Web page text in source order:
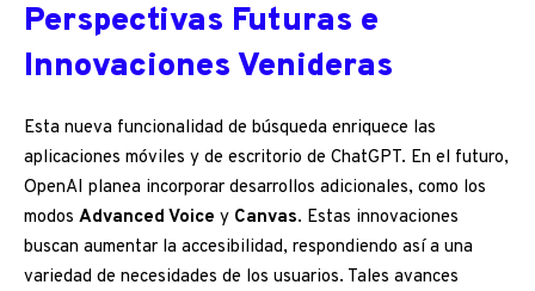
Perspectivas Futuras e
Innovaciones Venideras
Esta nueva funcionalidad de búsqueda enriquece las
aplicaciones móviles y de escritorio de ChatGPT. En el futuro,
OpenAI planea incorporar desarrollos adicionales, como los
modos Advanced Voice y Canvas. Estas innovaciones
buscan aumentar la accesibilidad, respondiendo así a una
variedad de necesidades de los usuarios. Tales avances